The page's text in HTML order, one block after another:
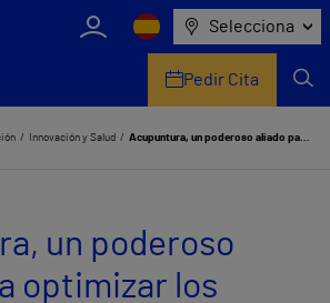
Selecciona
Pedir Cita
Innovación y Salud Acupuntura, un poderoso aliado para optimizar los tratamientos de infertilidad
un poderoso
optimizar los